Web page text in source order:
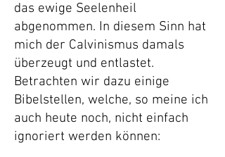
das ewige Seelenheil
abgenommen. In diesem Sinn hat
mich der Calvinismus damals
überzeugt und entlastet.
Betrachten wir dazu einige
Bibelstellen, welche, so meine ich
auch heute noch, nicht einfach
ignoriert werden können: